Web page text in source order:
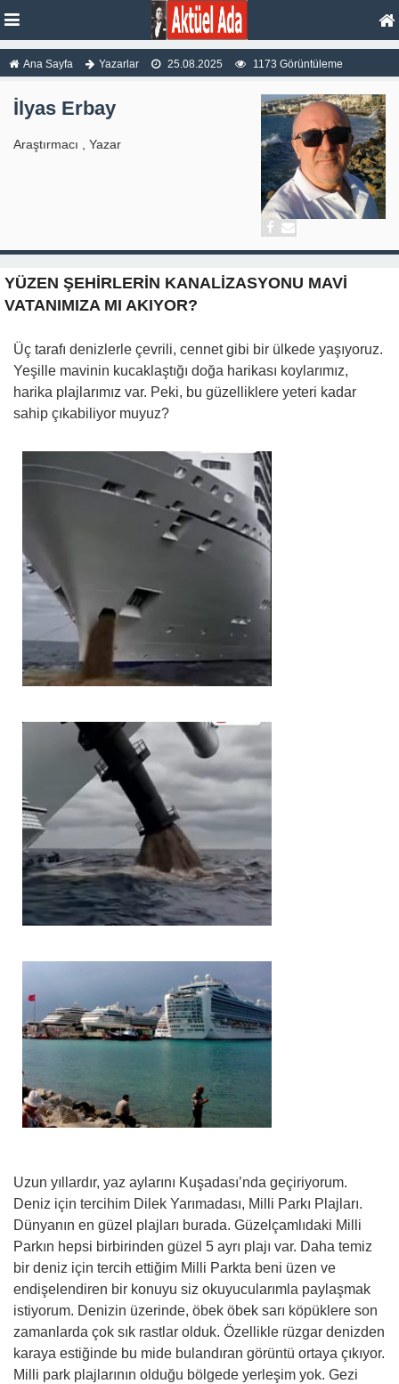
Ana Sayfa Yazarlar 25.08.2025 1173 Görüntüleme
İlyas Erbay
Araştırmacı , Yazar
YÜZEN ŞEHİRLERİN KANALİZASYONU MAVİ
VATANIMIZA MI AKIYOR?
Üç tarafı denizlerle çevrili, cennet gibi bir ülkede yaşıyoruz.
Yeşille mavinin kucaklaştığı doğa harikası koylarımız,
harika plajlarımız var. Peki, bu güzelliklere yeteri kadar
sahip çıkabiliyor muyuz?
Uzun yıllardır, yaz aylarını Kuşadası’nda geçiriyorum.
Deniz için tercihim Dilek Yarımadası, Milli Parkı Plajları.
Dünyanın en güzel plajları burada. Güzelçamlıdaki Milli
Parkın hepsi birbirinden güzel 5 ayrı plajı var. Daha temiz
bir deniz için tercih ettiğim Milli Parkta beni üzen ve
endişelendiren bir konuyu siz okuyucularımla paylaşmak
istiyorum. Denizin üzerinde, öbek öbek sarı köpüklere son
zamanlarda çok sık rastlar olduk. Özellikle rüzgar denizden
karaya estiğinde bu mide bulandıran görüntü ortaya çıkıyor.
Milli park plajlarının olduğu bölgede yerleşim yok. Gezi